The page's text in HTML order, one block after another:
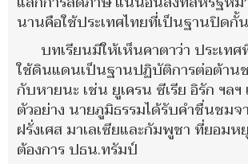
นานคือใช้ประเทศไทยที่เป็นฐานปิดกั้
บทเรียนมีให้เห็นคาตาว่า ประเท
ใช้ดินแดนเป็นฐานปฏิบัติการต่อต้าน
กับหายนะ เช่น ยูเครน ซีเรีย อิรัก ฯลฯ
ตัวอย่าง นายภูมิธรรมได้รับคำชื่นชมจ
ฝรั่งเศส มาเลเซียและกัมพูชา ที่ยอม
ต้องการ ปธน.ทรัมป์